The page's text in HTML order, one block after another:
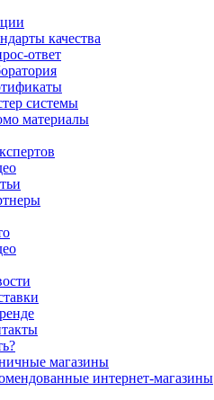
качества
ответ
системы
материалы
магазины
интернет-магазины